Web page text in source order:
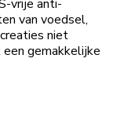
vrije anti-
van voedsel,
niet
gemakkelijke